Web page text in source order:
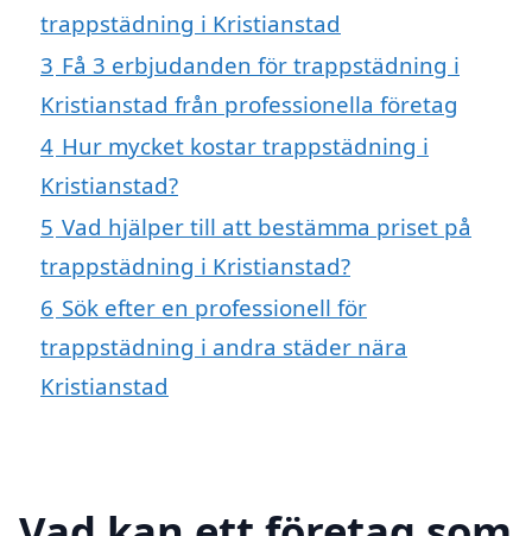
trappstädning i Kristianstad
3 Få 3 erbjudanden för trappstädning i
Kristianstad från professionella företag
4 Hur mycket kostar trappstädning i
Kristianstad?
5 Vad hjälper till att bestämma priset på
trappstädning i Kristianstad?
6 Sök efter en professionell för
trappstädning i andra städer nära
Kristianstad